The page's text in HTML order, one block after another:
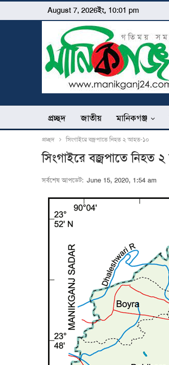
August 7, 2026ইং, 10:01 pm
প্রচ্ছদ জাতীয় মানিকগঞ্জ
প্রচ্ছদ সিংগাইরে বজ্রপাতে নিহত ২ আহত-১০
সিংগাইরে বজ্রপাতে নিহত
সর্বশেষ আপডেট: June 15, 2020, 1:54 am